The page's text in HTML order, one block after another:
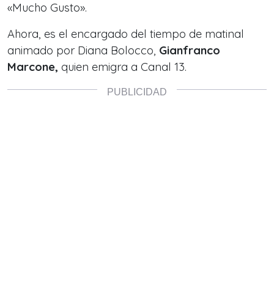
«Mucho Gusto».
Ahora, es el encargado del tiempo de matinal
animado por Diana Bolocco, Gianfranco
Marcone, quien emigra a Canal 13.